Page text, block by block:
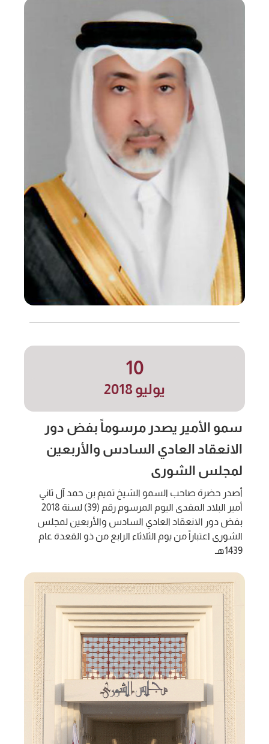
10
يوليو 2018
سمو الأمير يصدر مرسوماً بفض دور
الانعقاد العادي السادس والأربعين
لمجلس الشورى
أصدر حضرة صاحب السمو الشيخ تميم بن حمد آل ثاني
أمير البلاد المفدى اليوم المرسوم رقم (39) لسنة 2018
بفض دور الانعقاد العادي السادس والأربعين لمجلس
الشورى اعتباراً من يوم الثلاثاء الرابع من ذو القعدة عام
1439هـ